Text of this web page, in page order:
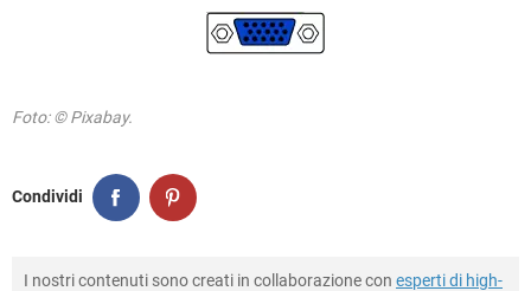
Foto: © Pixabay.
Condividi
I nostri contenuti sono creati in collaborazione con esperti di high-